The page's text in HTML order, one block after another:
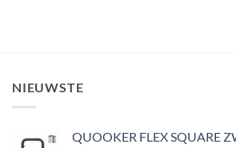
NIEUWSTE
QUOOKER FLEX SQUARE